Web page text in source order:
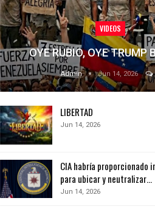
VIDEOS
OYE RUBIO, OYE TRUMP
Admin Jun 14, 2026
LIBERTAD
Jun 14, 2026
CIA habría proporcionado
para ubicar y neutralizar…
Jun 14, 2026